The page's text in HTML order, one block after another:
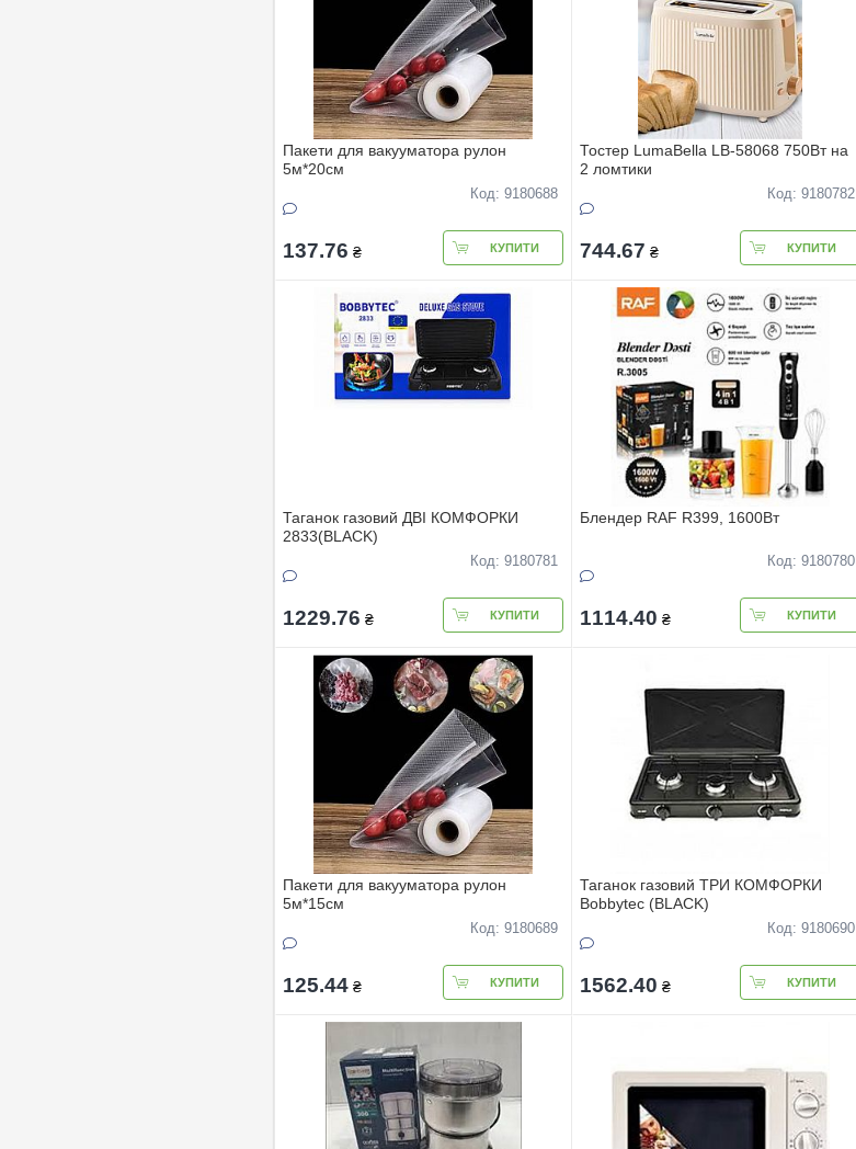
Пакети для вакууматора рулон
5м*20см
Код: 9180688
137.76 ₴ КУПИТИ
Тостер LumaBella LB-58068 750Вт на
2 ломтики
Код: 9180782
744.67 ₴ КУПИТИ
Таганок газовий ДВI КОМФОРКИ
2833(BLACK)
Код: 9180781
1229.76 ₴ КУПИТИ
Блендер RAF R399, 1600Вт
Код: 9180780
1114.40 ₴ КУПИТИ
Пакети для вакууматора рулон
5м*15см
Код: 9180689
125.44 ₴ КУПИТИ
Таганок газовий ТРИ КОМФОРКИ
Bobbytec (BLACK)
Код: 9180690
1562.40 ₴ КУПИТИ